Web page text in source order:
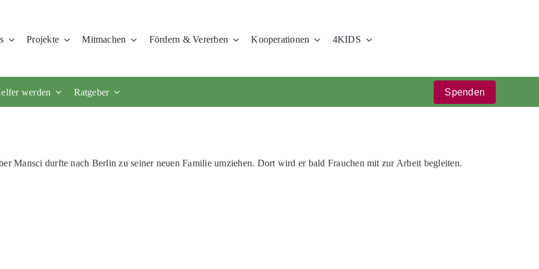
Projekte Mitmachen Fördern & Vererben Kooperationen 4KIDS
werden Ratgeber Spenden
Mansci durfte nach Berlin zu seiner neuen Familie umziehen. Dort wird er bald Frauchen mit zur Arbeit begleiten.